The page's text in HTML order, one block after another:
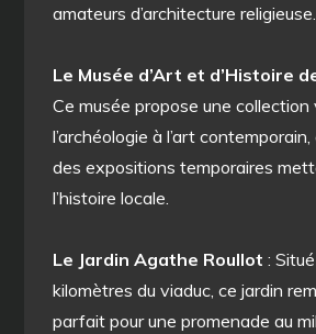
amateurs d’architecture religieuse.
Le Musée d’Art et d’Histoire
Ce musée propose une
l’archéologie à l’art
des expositions temporaires
l’histoire locale.
Le Jardin Agathe Roullot :
kilomètres du viaduc, ce jardin
parfait pour une promenade au